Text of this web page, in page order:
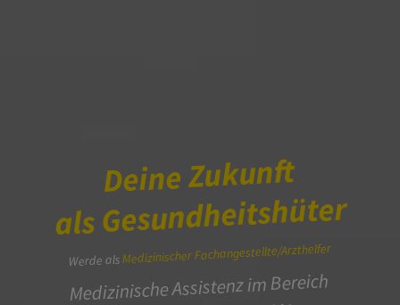
Deine Zukunft
als Gesundheitshüter
Werde alsMedizinischer Fachangestellte/Arzthelfer
Medizinische Assistenz im Bereich